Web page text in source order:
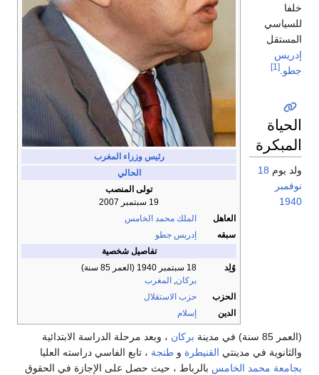
رئيس وزراء المغرب
الحالي
تولى المنصب
19 سبتمبر 2007
العاهل
الملك محمد الخامس
سبقه
إدريس جطو
تفاصيل شخصية
وُلِد
18 سبتمبر 1940
(العمر 85 سنة)
بركان, المغرب
الحزب
حزب الاستقلال
الدين
إسلام
خلفا
للسياسي
المستقل
إدريس
جطو [1]
الحياة
المبكرة
ولد يوم 18
نوفمبر
1940
(العمر 85 سنة) في مدينة بركان ، وبعد مرحلة الدراسة الابتدائية
والثانوية في مدينتي القنيطرة و طنجة ، تابع الفاسي دراسته العليا
بجامعة محمد الخامس بالرباط ، حيث حصل على الإجازة في الحقوق